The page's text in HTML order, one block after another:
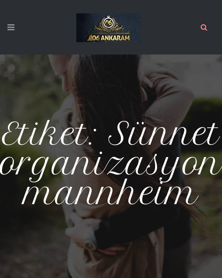
Etiket:Sünnet
organizasyon
mannheim